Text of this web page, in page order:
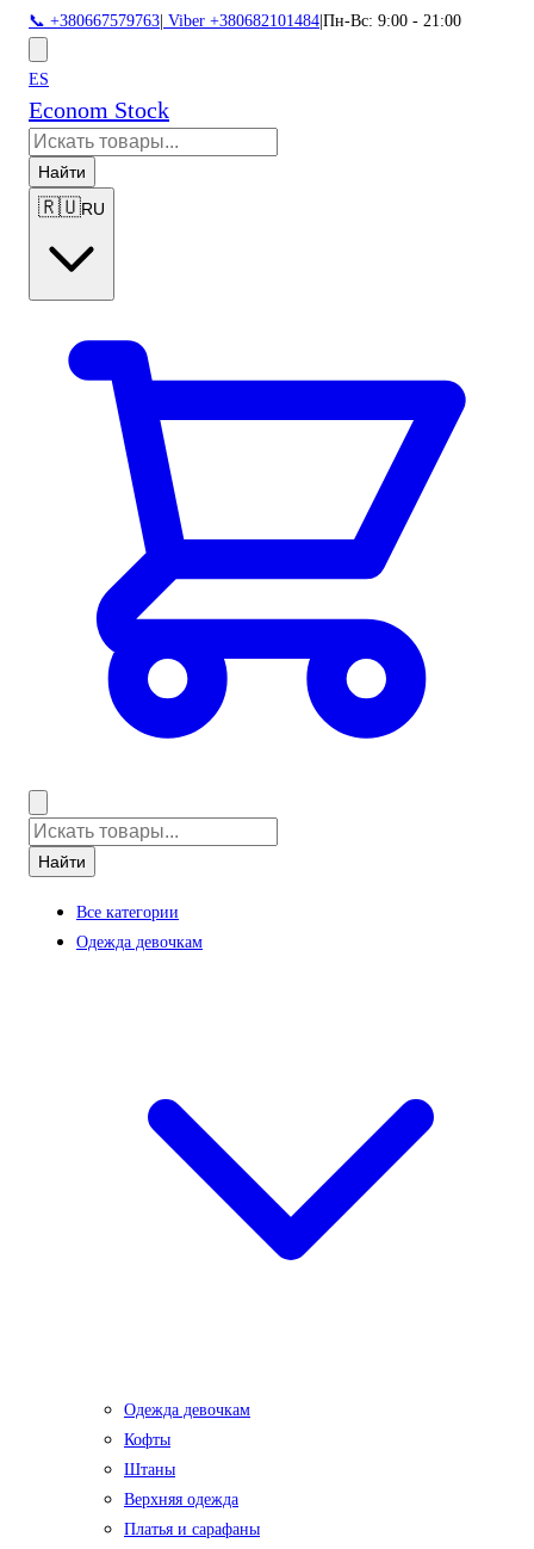
📞 +380667579763 Viber +380682101484 Пн-Вс: 9:00 - 21:00
ES
Econom Stock
Найти
🇷🇺RU
Найти
Все категории
Одежда девочкам
Одежда девочкам
Кофты
Штаны
Верхняя одежда
Платья и сарафаны